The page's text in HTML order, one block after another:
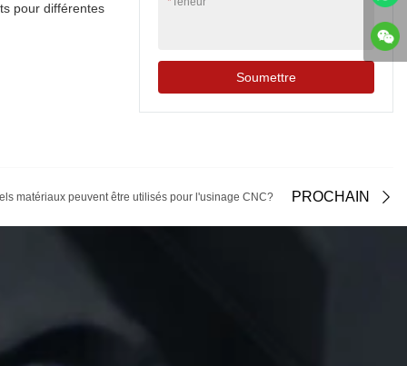
pour différentes
Soumettre
matériaux peuvent être utilisés pour l'usinage CNC? PROCHAIN